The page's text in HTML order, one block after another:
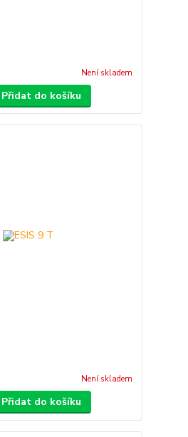
Není skladem
Přidat do košíku
Není skladem
Přidat do košíku